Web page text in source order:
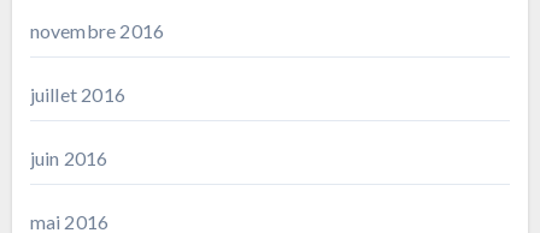
novembre 2016
juillet 2016
juin 2016
mai 2016